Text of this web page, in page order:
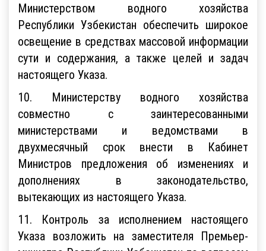
Министерством водного хозяйства
Республики Узбекистан обеспечить широкое
освещение в средствах массовой информации
сути и содержания, а также целей и задач
настоящего Указа.
10. Министерству водного хозяйства
совместно с заинтересованными
министерствами и ведомствами в
двухмесячный срок внести в Кабинет
Министров предложения об изменениях и
дополнениях в законодательство,
вытекающих из настоящего Указа.
11. Контроль за исполнением настоящего
Указа возложить на заместителя Премьер-